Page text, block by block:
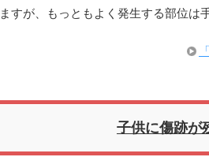
すが、もっともよく発生する部位は
子供に傷跡が